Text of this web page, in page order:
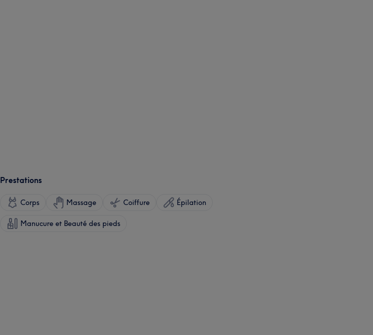
Prestations
Corps Massage Coiffure Épilation
Manucure et Beauté des pieds